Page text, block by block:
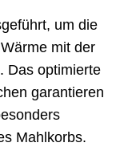
um die
mit der
Das optimierte
garantieren
Mahlkorbs.